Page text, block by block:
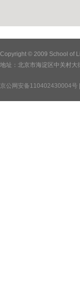
Copyright © 2009 School of
地址：北京市海淀区中关村
京公网安备110402430004号